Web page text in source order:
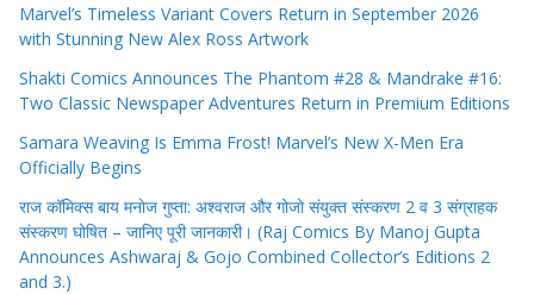
Marvel’s Timeless Variant Covers Return in September 2026
with Stunning New Alex Ross Artwork
Shakti Comics Announces The Phantom #28 & Mandrake #16:
Two Classic Newspaper Adventures Return in Premium Editions
Samara Weaving Is Emma Frost! Marvel’s New X-Men Era
Officially Begins
राज कॉमिक्स बाय मनोज गुप्ता: अश्वराज और गोजो संयुक्त संस्करण 2 व 3 संग्राहक
संस्करण घोषित – जानिए पूरी जानकारी। (Raj Comics By Manoj Gupta
Announces Ashwaraj & Gojo Combined Collector’s Editions 2
and 3.)